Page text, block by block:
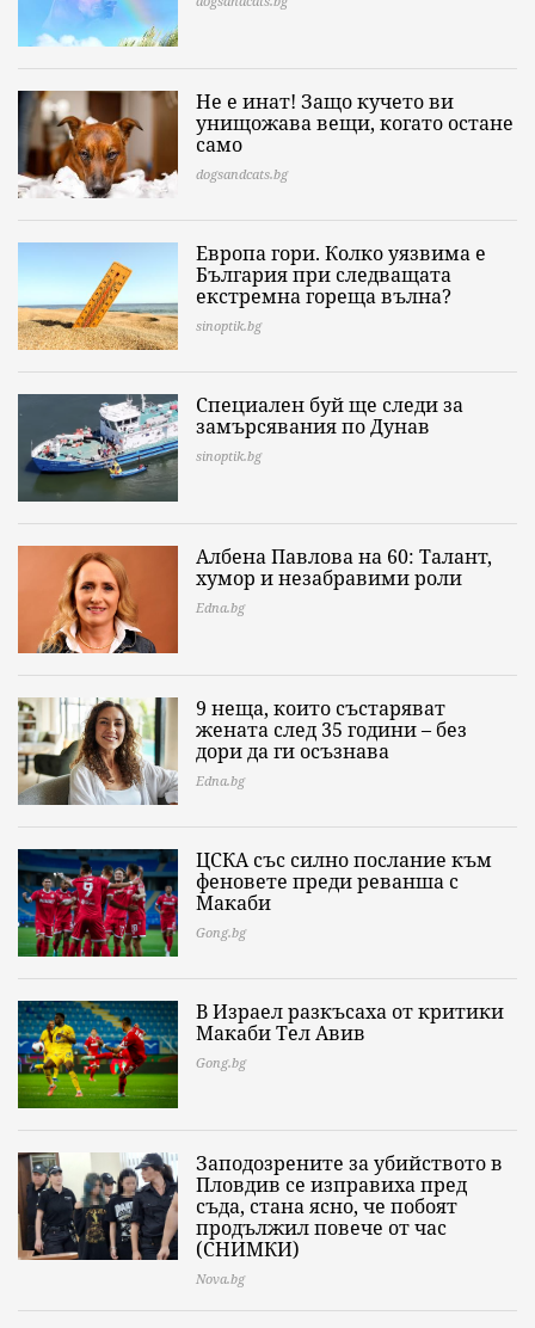
Не е инат! Защо кучето ви
унищожава вещи, когато остане
само
dogsandcats.bg
Европа гори. Колко уязвима е
България при следващата
екстремна гореща вълна?
sinoptik.bg
Специален буй ще следи за
замърсявания по Дунав
sinoptik.bg
Албена Павлова на 60: Талант,
хумор и незабравими роли
Edna.bg
9 неща, които състаряват
жената след 35 години – без
дори да ги осъзнава
Edna.bg
ЦСКА със силно послание към
феновете преди реванша с
Макаби
Gong.bg
В Израел разкъсаха от критики
Макаби Тел Авив
Gong.bg
Заподозрените за убийството в
Пловдив се изправиха пред
съда, стана ясно, че побоят
продължил повече от час
(СНИМКИ)
Nova.bg